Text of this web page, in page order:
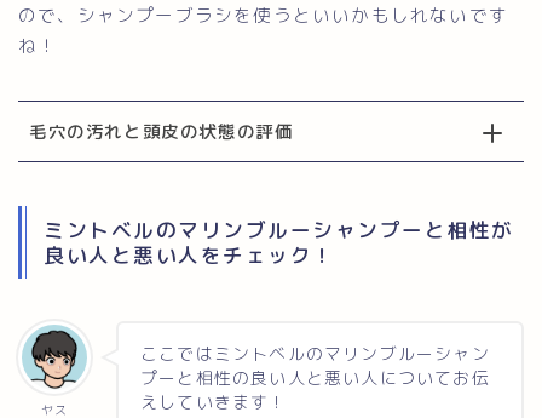
ので、シャンプーブラシを使うといいかもしれないです
ね！
毛穴の汚れと頭皮の状態の評価
ミントベルのマリンブルーシャンプーと相性が
良い人と悪い人をチェック！
ヤス
ここではミントベルのマリンブルーシャン
プーと相性の良い人と悪い人についてお伝
えしていきます！